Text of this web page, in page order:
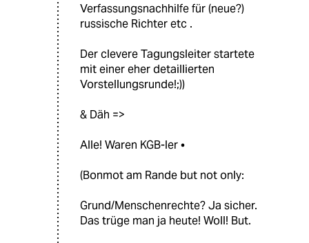
Verfassungsnachhilfe für (neue?)
russische Richter etc .
Der clevere Tagungsleiter startete
mit einer eher detaillierten
Vorstellungsrunde!;))
& Däh =>
Alle! Waren KGB-ler •
(Bonmot am Rande but not only:
Grund/Menschenrechte? Ja sicher.
Das trüge man ja heute! Woll! But.